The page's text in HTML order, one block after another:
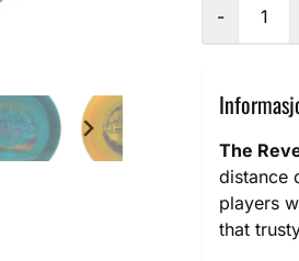
-
The
distance
players
that